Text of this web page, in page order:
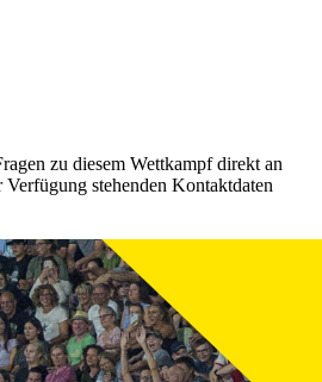
zu diesem Wettkampf direkt an
stehenden Kontaktdaten